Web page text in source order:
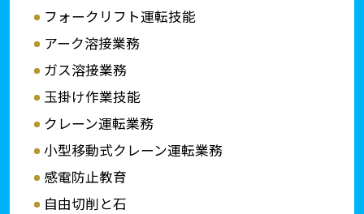
フォークリフト運転技能
アーク溶接業務
ガス溶接業務
玉掛け作業技能
クレーン運転業務
小型移動式クレーン運転業務
感電防止教育
自由切削と石